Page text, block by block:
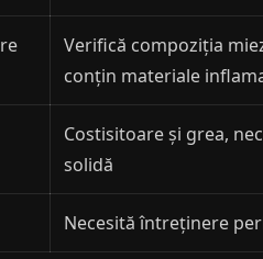
Verifică compoziția
conțin materiale
Costisitoare și grea,
solidă
Necesită întreținere